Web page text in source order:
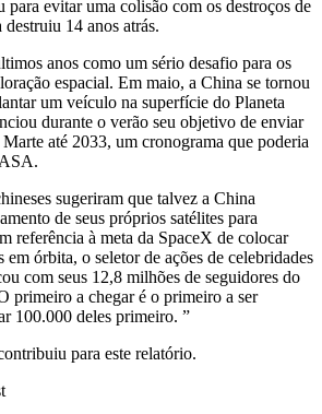
para evitar uma colisão com os destroços de
14 anos atrás.
anos como um sério desafio para os
espacial. Em maio, a China se tornou
um veículo na superfície do Planeta
durante o verão seu objetivo de enviar
até 2033, um cronograma que poderia
sugeriram que talvez a China
de seus próprios satélites para
referência à meta da SpaceX de colocar
em órbita, o seletor de ações de celebridades
com seus 12,8 milhões de seguidores do
primeiro a chegar é o primeiro a ser
100.000 deles primeiro. ”
para este relatório.